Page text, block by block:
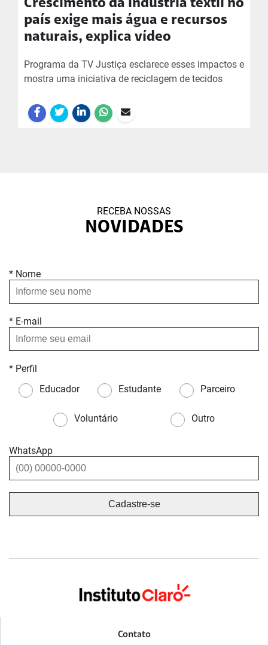
Crescimento da indústria têxtil no
país exige mais água e recursos
naturais, explica vídeo
Programa da TV Justiça esclarece esses impactos e
mostra uma iniciativa de reciclagem de tecidos
RECEBA NOSSAS
NOVIDADES
* Nome
* E-mail
* Perfil
Educador
Estudante Parceiro
Voluntário Outro
WhatsApp
Contato